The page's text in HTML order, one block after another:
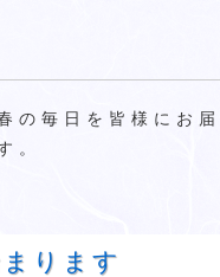
の毎日を皆様にお
。
ります